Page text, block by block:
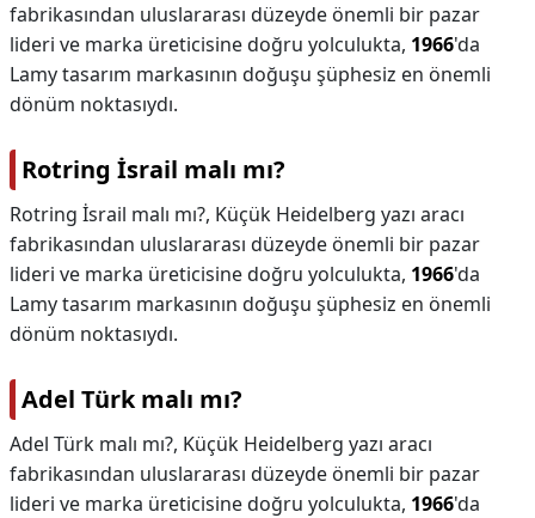
fabrikasından uluslararası düzeyde önemli bir pazar
lideri ve marka üreticisine doğru yolculukta, 1966'da
Lamy tasarım markasının doğuşu şüphesiz en önemli
dönüm noktasıydı.
Rotring İsrail malı mı?
Rotring İsrail malı mı?, Küçük Heidelberg yazı aracı
fabrikasından uluslararası düzeyde önemli bir pazar
lideri ve marka üreticisine doğru yolculukta, 1966'da
Lamy tasarım markasının doğuşu şüphesiz en önemli
dönüm noktasıydı.
Adel Türk malı mı?
Adel Türk malı mı?, Küçük Heidelberg yazı aracı
fabrikasından uluslararası düzeyde önemli bir pazar
lideri ve marka üreticisine doğru yolculukta, 1966'da